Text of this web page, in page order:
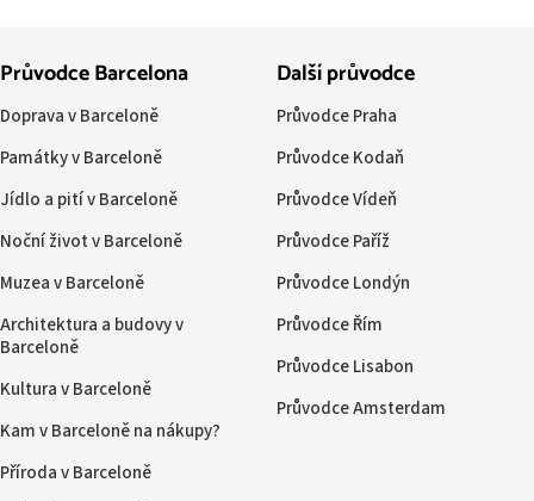
Průvodce Barcelona
Doprava v Barceloně
Památky v Barceloně
Jídlo a pití v Barceloně
Noční život v Barceloně
Muzea v Barceloně
Architektura a budovy v
Barceloně
Kultura v Barceloně
Kam v Barceloně na nákupy?
Příroda v Barceloně
Další průvodce
Průvodce Praha
Průvodce Kodaň
Průvodce Vídeň
Průvodce Paříž
Průvodce Londýn
Průvodce Řím
Průvodce Lisabon
Průvodce Amsterdam